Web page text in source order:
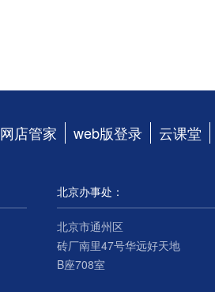
网店管家 web版登录 云课堂
北京办事处：
北京市通州区
砖厂南里47号华远好天地
B座708室